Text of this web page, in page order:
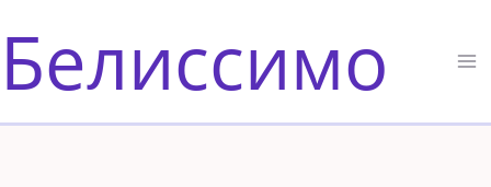
к
содержимому
Белиссимо